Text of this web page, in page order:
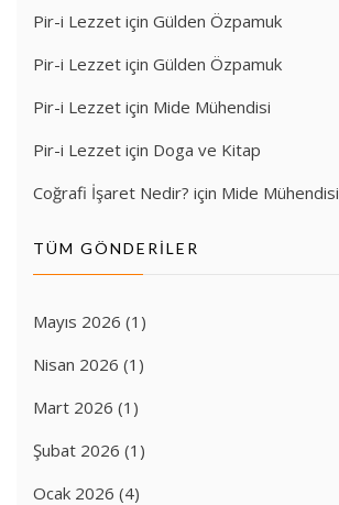
Pir-i Lezzet için Gülden Özpamuk
Pir-i Lezzet için Gülden Özpamuk
Pir-i Lezzet için Mide Mühendisi
Pir-i Lezzet için Doga ve Kitap
Coğrafi İşaret Nedir? için Mide Mühendisi
TÜM GÖNDERILER
Mayıs 2026 (1)
Nisan 2026 (1)
Mart 2026 (1)
Şubat 2026 (1)
Ocak 2026 (4)